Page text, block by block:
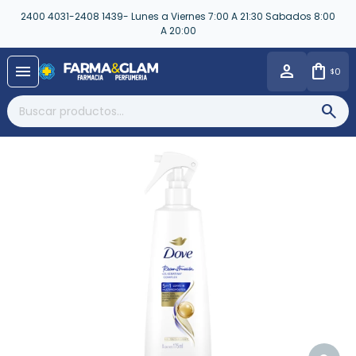
2400 4031-2408 1439- Lunes a Viernes 7:00 A 21:30 Sabados 8:00
A 20:00
menu $0